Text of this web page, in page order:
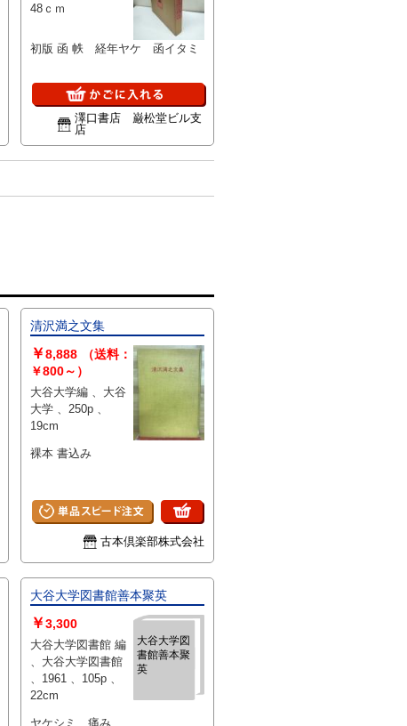
48ｃｍ
初版 函 帙 経年ヤケ 函イタミ
澤口書店 巌松堂ビル支
店
清沢満之文集
￥8,888
（送料：
￥800～）
大谷大学編 、大谷
大学 、250p 、
19cm
裸本 書込み
古本倶楽部株式会社
大谷大学図書館善本聚英
大谷大学図
書館善本聚
英
￥3,300
大谷大学図書館 編
、大谷大学図書館
、1961 、105p 、
22cm
ヤケシミ、痛み